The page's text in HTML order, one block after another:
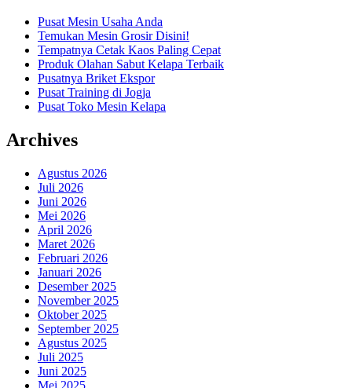
Pusat Mesin Usaha Anda
Temukan Mesin Grosir Disini!
Tempatnya Cetak Kaos Paling Cepat
Produk Olahan Sabut Kelapa Terbaik
Pusatnya Briket Ekspor
Pusat Training di Jogja
Pusat Toko Mesin Kelapa
Archives
Agustus 2026
Juli 2026
Juni 2026
Mei 2026
April 2026
Maret 2026
Februari 2026
Januari 2026
Desember 2025
November 2025
Oktober 2025
September 2025
Agustus 2025
Juli 2025
Juni 2025
Mei 2025